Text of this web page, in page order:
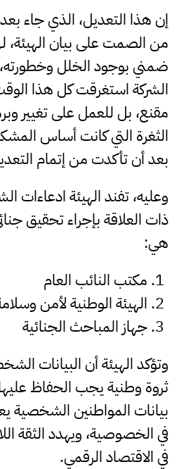
إن هذا التعديل، الذي جاء
من الصمت على بيان الهيئة،
ضمني بوجود الخلل
الشركة استغرقت كل هذا
مقنع، بل للعمل على تغيير
الثغرة التي كانت أساس
بعد أن تأكدت من إتمام
وعليه، تفند الهيئة ادعاءات
ذات العلاقة بإجراء تحقيق
هي:
مكتب النائب العام
الهيئة الوطنية لأمن
جهاز المباحث الجنائية
وتؤكد الهيئة أن البيانات
ثروة وطنية يجب الحفاظ
بيانات المواطنين الشخصية
في الخصوصية، ويهدد الثقة
في الاقتصاد الرقمي.